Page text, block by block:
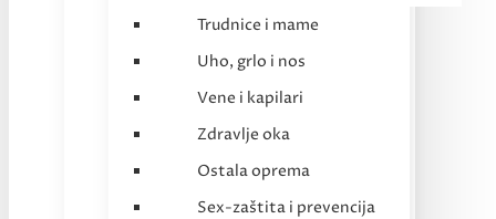
Trudnice i mame
Uho, grlo i nos
Vene i kapilari
Zdravlje oka
Ostala oprema
Sex-zaštita i prevencija